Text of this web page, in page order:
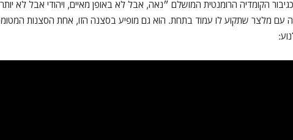
הקומדיה הרומנטית המושלם ״נאה, אבל לא באופן מאיים, ויהודי אבל לא
עם מלצר שתקוע לו עמוד בתחת. הוא גם מופיע בסצנה הזו, אחת הסצנות